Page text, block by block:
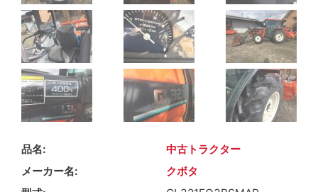
品名
中古トラクター
メーカー名
クボタ